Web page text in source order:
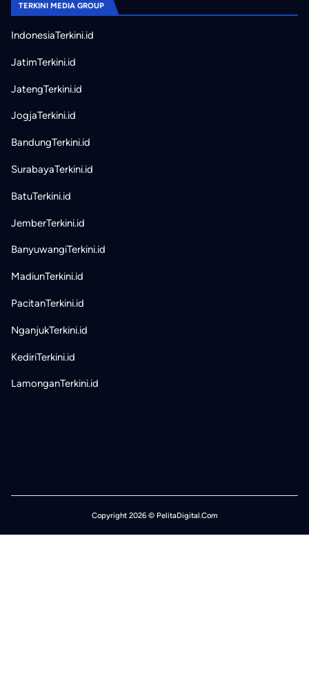
TERKINI MEDIA GROUP
IndonesiaTerkini.id
JatimTerkini.id
JatengTerkini.id
JogjaTerkini.id
BandungTerkini.id
SurabayaTerkini.id
BatuTerkini.id
JemberTerkini.id
BanyuwangiTerkini.id
MadiunTerkini.id
PacitanTerkini.id
NganjukTerkini.id
KediriTerkini.id
LamonganTerkini.id
Copyright 2026 © PelitaDigital.Com